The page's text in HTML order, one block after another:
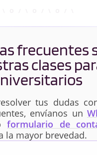
frecuentes
clases
tus dudas
envíanos un
formulario de
la mayor brevedad.